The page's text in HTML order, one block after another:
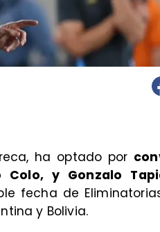
ha optado por
Colo, y Gonzalo
fecha de
y Bolivia.